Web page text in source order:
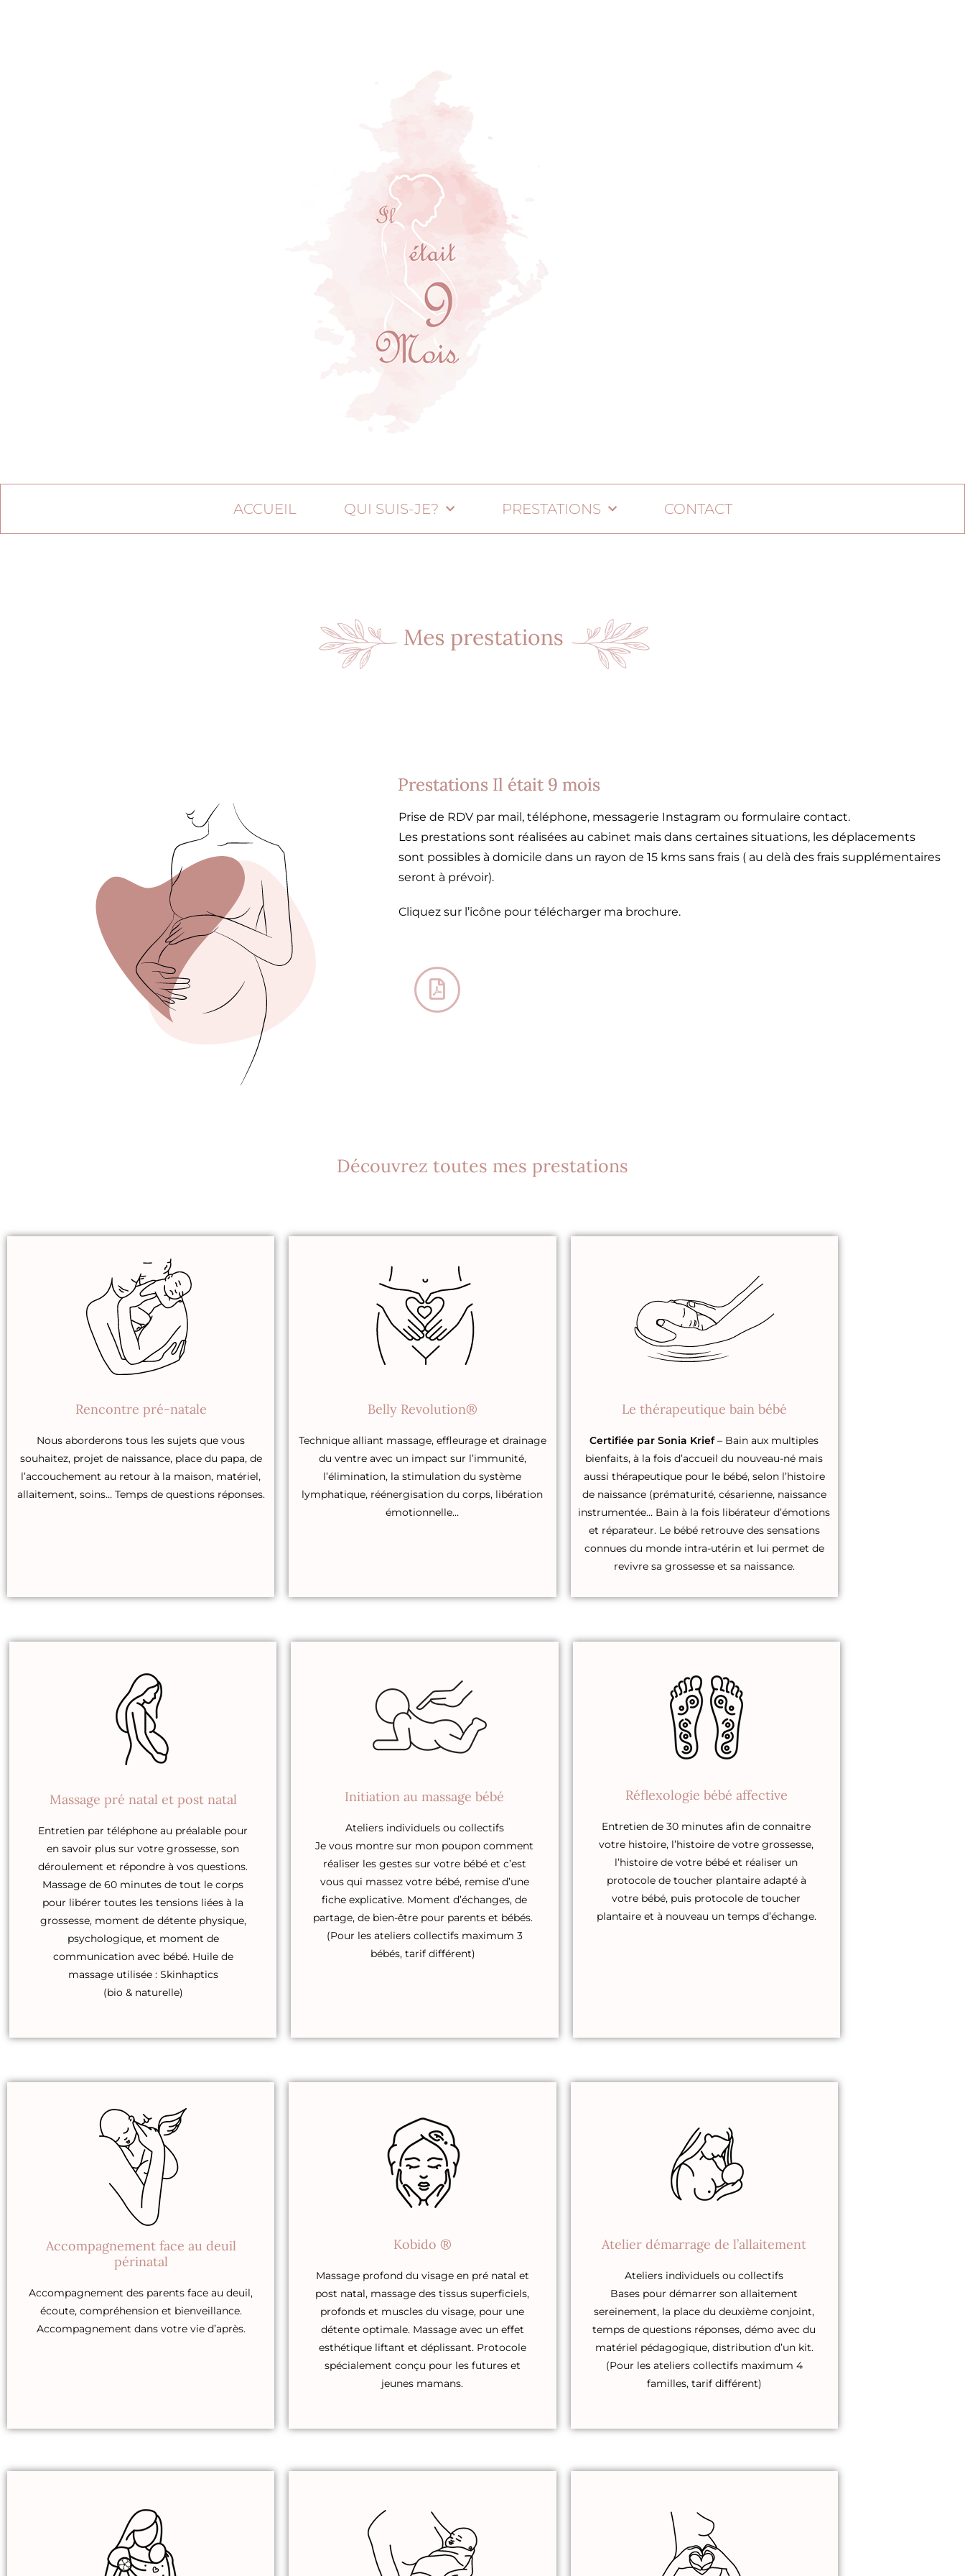
ACCUEIL QUI SUIS-JE? PRESTATIONS CONTACT
Prestations Il était 9 mois
Prise de RDV par mail, téléphone, messagerie Instagram ou formulaire contact.
Les prestations sont réalisées au cabinet mais dans certaines situations, les déplacements
sont possibles à domicile dans un rayon de 15 kms sans frais ( au delà des frais supplémentaires
seront à prévoir).
Cliquez sur l’icône pour télécharger ma brochure.
Découvrez toutes mes prestations
Rencontre pré-natale
Nous aborderons tous les sujets que vous
souhaitez, projet de naissance, place du papa, de
l’accouchement au retour à la maison, matériel,
allaitement, soins… Temps de questions réponses.
Belly Revolution®
Technique alliant massage, effleurage et drainage
du ventre avec un impact sur l’immunité,
l’élimination, la stimulation du système
lymphatique, réénergisation du corps, libération
émotionnelle…
Le thérapeutique bain bébé
Certifiée par Sonia Krief– Bain aux multiples
bienfaits, à la fois d’accueil du nouveau-né mais
aussi thérapeutique pour le bébé, selon l’histoire
de naissance (prématurité, césarienne, naissance
instrumentée… Bain à la fois libérateur d’émotions
et réparateur. Le bébé retrouve des sensations
connues du monde intra-utérin et lui permet de
revivre sa grossesse et sa naissance.
Massage pré natal et post natal
Entretien par téléphone au préalable pour
en savoir plus sur votre grossesse, son
déroulement et répondre à vos questions.
Massage de 60 minutes de tout le corps
pour libérer toutes les tensions liées à la
grossesse, moment de détente physique,
psychologique, et moment de
communication avec bébé. Huile de
massage utilisée : Skinhaptics
(bio & naturelle)
Initiation au massage bébé
Ateliers individuels ou collectifs
Je vous montre sur mon poupon comment
réaliser les gestes sur votre bébé et c’est
vous qui massez votre bébé, remise d’une
fiche explicative. Moment d’échanges, de
partage, de bien-être pour parents et bébés.
(Pour les ateliers collectifs maximum 3
bébés, tarif différent)
Réflexologie bébé affective
Entretien de 30 minutes afin de connaitre
votre histoire, l’histoire de votre grossesse,
l’histoire de votre bébé et réaliser un
protocole de toucher plantaire adapté à
votre bébé, puis protocole de toucher
plantaire et à nouveau un temps d’échange.
Accompagnement face au deuil
périnatal
Accompagnement des parents face au deuil,
écoute, compréhension et bienveillance.
Accompagnement dans votre vie d’après.
Kobido ®
Massage profond du visage en pré natal et
post natal, massage des tissus superficiels,
profonds et muscles du visage, pour une
détente optimale. Massage avec un effet
esthétique liftant et déplissant. Protocole
spécialement conçu pour les futures et
jeunes mamans.
Atelier démarrage de l’allaitement
Ateliers individuels ou collectifs
Bases pour démarrer son allaitement
sereinement, la place du deuxième conjoint,
temps de questions réponses, démo avec du
matériel pédagogique, distribution d’un kit.
(Pour les ateliers collectifs maximum 4
familles, tarif différent)